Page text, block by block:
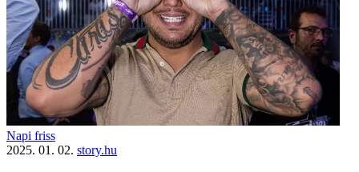
Napi friss
2025. 01. 02. story.hu